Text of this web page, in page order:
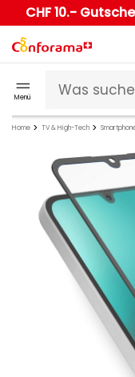
CHF 10.-
Menü
Home TV & High-Tech